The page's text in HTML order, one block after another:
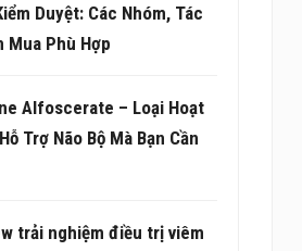
Duyệt: Các Nhóm, Tác
Mua Phù Hợp
Alfoscerate – Loại Hoạt
Trợ Não Bộ Mà Bạn Cần
trải nghiệm điều trị viêm